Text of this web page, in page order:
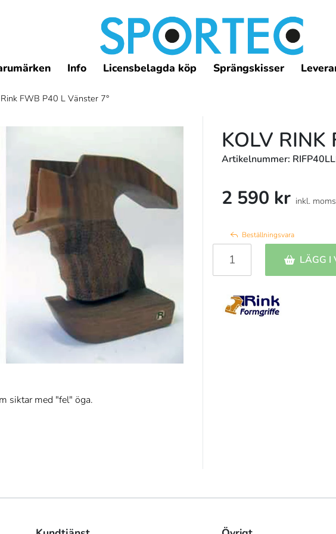
Info Licensbelagda köp Sprängskisser
FWB P40 L Vänster 7°
KOLV RINK
Artikelnummer:
2 590 kr inkl. moms
Beställningsvara
LÄGG I
siktar med "fel" öga.